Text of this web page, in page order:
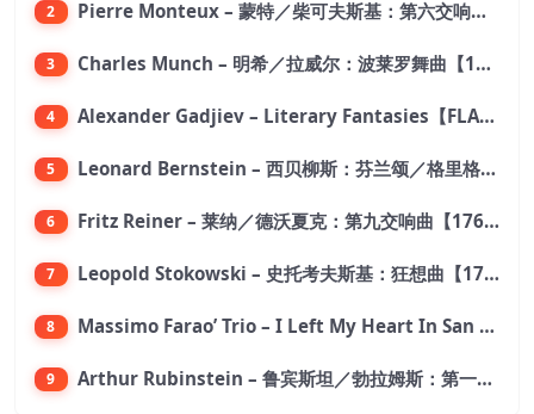
2 Pierre Monteux – 蒙特／柴可夫斯基：第六交响曲【176.4kHz／24bit】
3 Charles Munch – 明希／拉威尔：波莱罗舞曲【176.4kHz／24bit】
4 Alexander Gadjiev – Literary Fantasies【FLAC 192】
5 Leonard Bernstein – 西贝柳斯：芬兰颂／格里格：培尔·金特组曲【44.1kHz／24bit】
6 Fritz Reiner – 莱纳／德沃夏克：第九交响曲【176.4kHz／24bit】
7 Leopold Stokowski – 史托考夫斯基：狂想曲【176.4kHz／24bit】
8 Massimo Farao’ Trio – I Left My Heart In San Francisco (2.8MHz DSD)【2.8MHz／1bit】
9 Arthur Rubinstein – 鲁宾斯坦／勃拉姆斯：第一钢琴协奏曲【176.4kHz／24bit】